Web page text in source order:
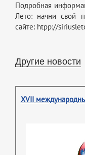
Подробная
Лето: начни свой
сайте: htpp://
Другие новости
XVII